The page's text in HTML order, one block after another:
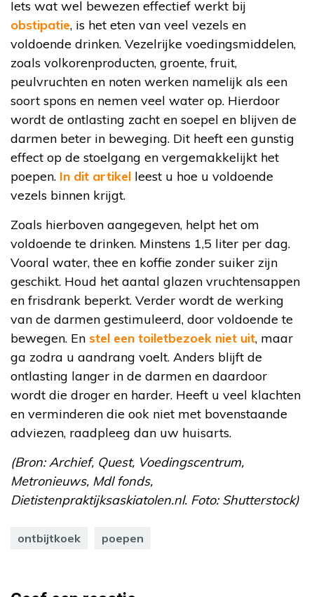
Iets wat wel bewezen effectief werkt bij
obstipatie, is het eten van veel vezels en
voldoende drinken. Vezelrijke voedingsmiddelen,
zoals volkorenproducten, groente, fruit,
peulvruchten en noten werken namelijk als een
soort spons en nemen veel water op. Hierdoor
wordt de ontlasting zacht en soepel en blijven de
darmen beter in beweging. Dit heeft een gunstig
effect op de stoelgang en vergemakkelijkt het
poepen. In dit artikel leest u hoe u voldoende
vezels binnen krijgt.
Zoals hierboven aangegeven, helpt het om
voldoende te drinken. Minstens 1,5 liter per dag.
Vooral water, thee en koffie zonder suiker zijn
geschikt. Houd het aantal glazen vruchtensappen
en frisdrank beperkt. Verder wordt de werking
van de darmen gestimuleerd, door voldoende te
bewegen. En stel een toiletbezoek niet uit, maar
ga zodra u aandrang voelt. Anders blijft de
ontlasting langer in de darmen en daardoor
wordt die droger en harder. Heeft u veel klachten
en verminderen die ook niet met bovenstaande
adviezen, raadpleeg dan uw huisarts.
(Bron: Archief, Quest, Voedingscentrum,
Metronieuws, Mdl fonds,
Dietistenpraktijksaskiatolen.nl. Foto: Shutterstock)
ontbijtkoek poepen